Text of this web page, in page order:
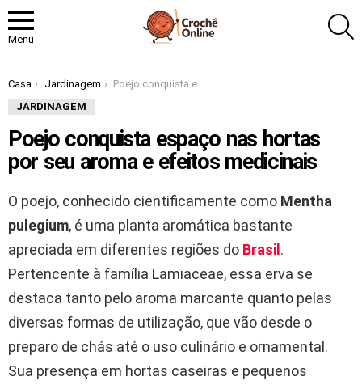
Menu
Você está aqui:
Casa Jardinagem
Poejo conquista espaço nas hortas por seu aroma e efeitos medicinais
JARDINAGEM
Poejo conquista espaço nas hortas
por seu aroma e efeitos medicinais
O poejo, conhecido cientificamente como Mentha
pulegium, é uma planta aromática bastante
apreciada em diferentes regiões do Brasil .
Pertencente à família Lamiaceae, essa erva se
destaca tanto pelo aroma marcante quanto pelas
diversas formas de utilização, que vão desde o
preparo de chás até o uso culinário e ornamental.
Sua presença em hortas caseiras e pequenos